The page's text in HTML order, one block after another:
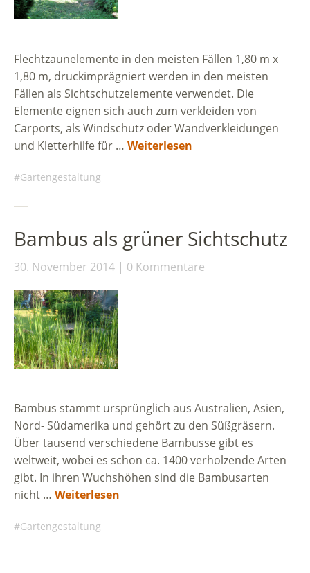
Flechtzaunelemente in den meisten Fällen 1,80 m x
1,80 m, druckimprägniert werden in den meisten
Fällen als Sichtschutzelemente verwendet. Die
Elemente eignen sich auch zum verkleiden von
Carports, als Windschutz oder Wandverkleidungen
und Kletterhilfe für … Weiterlesen
Gartengestaltung
Bambus als grüner Sichtschutz
30. November 2014 0 Kommentare
Bambus stammt ursprünglich aus Australien, Asien,
Nord- Südamerika und gehört zu den Süßgräsern.
Über tausend verschiedene Bambusse gibt es
weltweit, wobei es schon ca. 1400 verholzende Arten
gibt. In ihren Wuchshöhen sind die Bambusarten
nicht … Weiterlesen
Gartengestaltung